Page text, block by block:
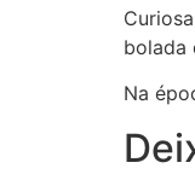
bolada
Na